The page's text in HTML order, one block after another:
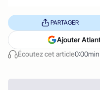
Écoutez cet article0:00min
PARTAGER
Ajouter